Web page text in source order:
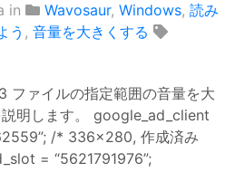
in Wavosaur, Windows, 読み
う , 音量を大きくする
ファイルの指定範囲の音量を大
明します。 google_ad_client
/* 336x280, 作成済み
= “5621791976”;